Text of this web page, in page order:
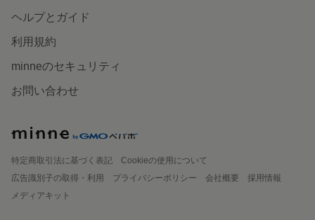
ヘルプとガイド
利用規約
minneのセキュリティ
お問い合わせ
特定商取引法に基づく表記
Cookieの使用について
広告識別子の取得・利用
プライバシーポリシー 会社概要
採用情報
メディアキット